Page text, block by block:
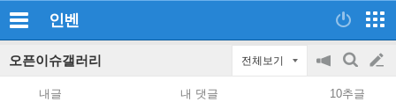
인벤
오픈이슈갤러리 전체보기
공
지
검
색
글
내글 내 댓글 10추글